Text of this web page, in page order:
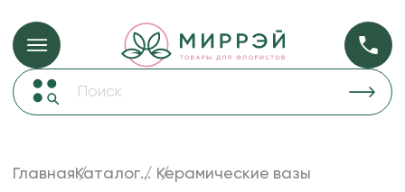
Упаковка для цветов и подарков Упаковка для
ГлавнаяКаталог... Керамические вазы